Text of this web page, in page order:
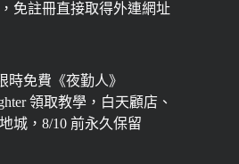
免註冊直接取得外連網址
時免費《夜勤人》
領取教學，白天顧店、
城，8/10 前永久保留